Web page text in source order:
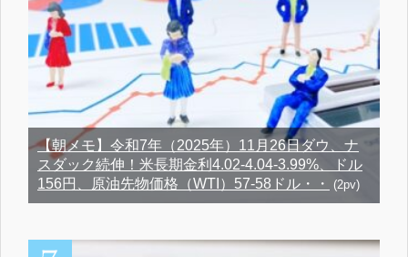
【朝メモ】令和7年（2025年）11月26日ダウ、ナ
スダック続伸！米長期金利4.02-4.04-3.99%、ドル
156円、原油先物価格（WTI）57-58ドル・・
(2pv)